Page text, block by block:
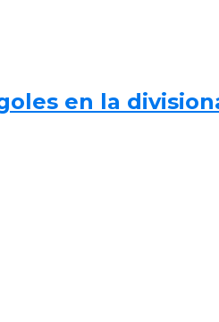
en la